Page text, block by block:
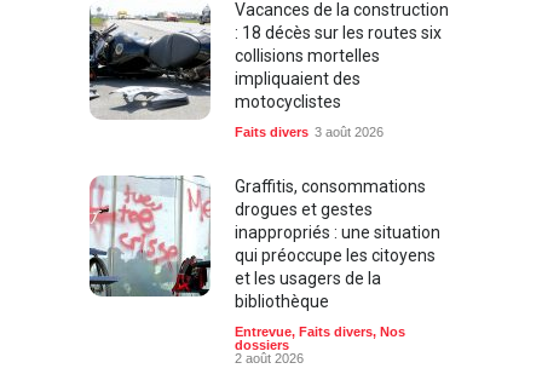
Vacances de la construction
: 18 décès sur les routes six
collisions mortelles
impliquaient des
motocyclistes
Faits divers 3 août 2026
Graffitis, consommations
drogues et gestes
inappropriés : une situation
qui préoccupe les citoyens
et les usagers de la
bibliothèque
Entrevue, Faits divers, Nos
dossiers
2 août 2026